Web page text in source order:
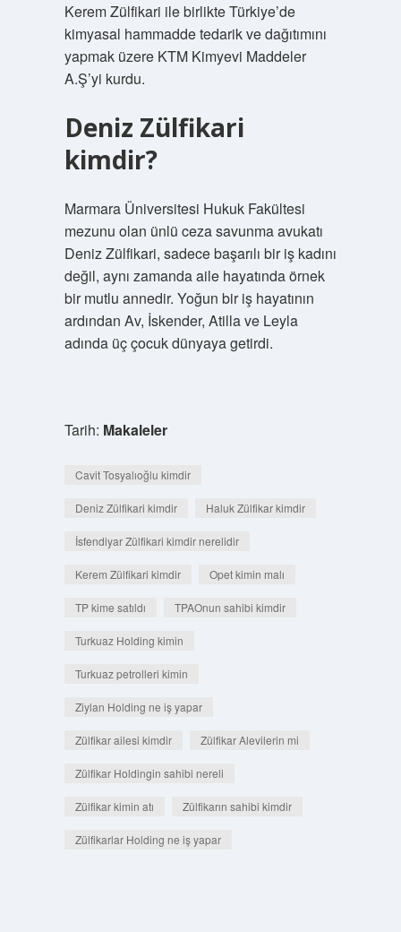
Kerem Zülfikari ile birlikte Türkiye’de
kimyasal hammadde tedarik ve dağıtımını
yapmak üzere KTM Kimyevi Maddeler
A.Ş’yi kurdu.
Deniz Zülfikari
kimdir?
Marmara Üniversitesi Hukuk Fakültesi
mezunu olan ünlü ceza savunma avukatı
Deniz Zülfikari, sadece başarılı bir iş kadını
değil, aynı zamanda aile hayatında örnek
bir mutlu annedir. Yoğun bir iş hayatının
ardından Av, İskender, Atilla ve Leyla
adında üç çocuk dünyaya getirdi.
Tarih: Makaleler
Cavit Tosyalıoğlu kimdir
Deniz Zülfikari kimdir Haluk Zülfikar kimdir
İsfendiyar Zülfikari kimdir nerelidir
Kerem Zülfikari kimdir Opet kimin malı
TP kime satıldı TPAOnun sahibi kimdir
Turkuaz Holding kimin
Turkuaz petrolleri kimin
Ziylan Holding ne iş yapar
Zülfikar ailesi kimdir Zülfikar Alevilerin mi
Zülfikar Holdingin sahibi nereli
Zülfikar kimin atı Zülfikarın sahibi kimdir
Zülfikarlar Holding ne iş yapar